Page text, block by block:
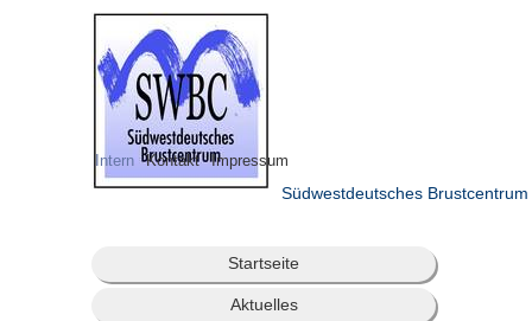
Intern Kontakt Impressum
Südwestdeutsches Brustcentrum
Startseite
Aktuelles